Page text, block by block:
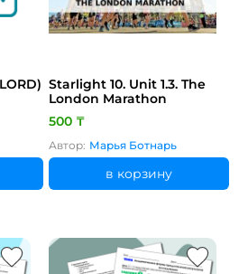
Starlight 10. Unit 1.3. The
London Marathon
500 ₸
Автор: Марья Ботнарь
в корзину